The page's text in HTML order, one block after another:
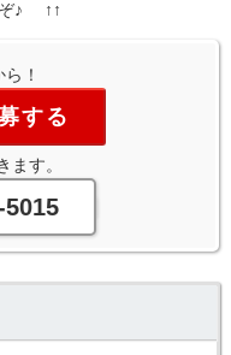
♪ ↑↑
！
する
ます。
5015